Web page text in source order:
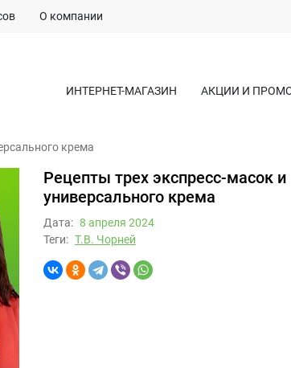
О компании
ИНТЕРНЕТ-МАГАЗИН АКЦИИ И
крема
Рецепты трех экспресс-масок и
универсального крема
Дата: 8 апреля 2024
Теги: Т.В. Чорней